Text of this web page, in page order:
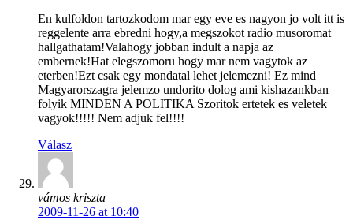
En kulfoldon tartozkodom mar egy eve es nagyon jo volt itt is
reggelente arra ebredni hogy,a megszokot radio musoromat
hallgathatam!Valahogy jobban indult a napja az
embernek!Hat elegszomoru hogy mar nem vagytok az
eterben!Ezt csak egy mondatal lehet jelemezni! Ez mind
Magyarorszagra jelemzo undorito dolog ami kishazankban
folyik MINDEN A POLITIKA Szoritok ertetek es veletek
vagyok!!!!! Nem adjuk fel!!!!
Válasz
vámos kriszta
2009-11-26 at 10:40